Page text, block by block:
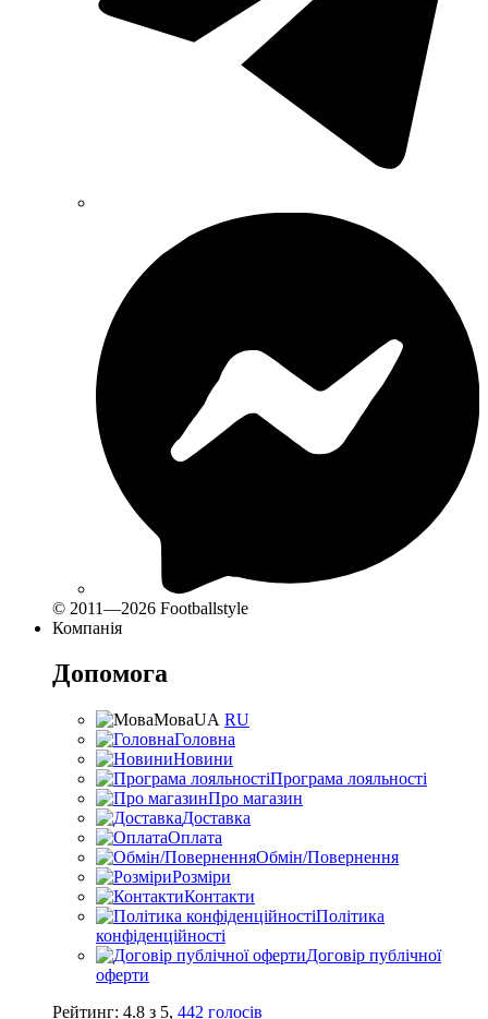
© 2011—2026 Footballstyle
Компанія
Допомога
МоваUA RU
Головна
Новини
Програма лояльності
Про магазин
Доставка
Оплата
Обмін/Повернення
Розміри
Контакти
Політика
конфіденційності
Договір публічної
оферти
Рейтинг: 4.8 з 5, 442 голосів